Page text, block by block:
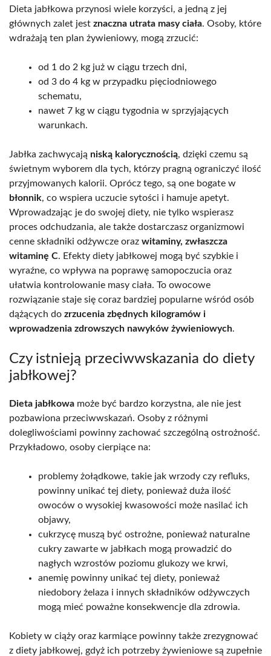
Dieta jabłkowa przynosi wiele korzyści, a jedną z jej
głównych zalet jest znaczna utrata masy ciała. Osoby, które
wdrażają ten plan żywieniowy, mogą zrzucić:
od 1 do 2 kg już w ciągu trzech dni,
od 3 do 4 kg w przypadku pięciodniowego
schematu,
nawet 7 kg w ciągu tygodnia w sprzyjających
warunkach.
Jabłka zachwycają niską kalorycznością, dzięki czemu są
świetnym wyborem dla tych, którzy pragną ograniczyć ilość
przyjmowanych kalorii. Oprócz tego, są one bogate w
błonnik, co wspiera uczucie sytości i hamuje apetyt.
Wprowadzając je do swojej diety, nie tylko wspierasz
proces odchudzania, ale także dostarczasz organizmowi
cenne składniki odżywcze oraz witaminy, zwłaszcza
witaminę C. Efekty diety jabłkowej mogą być szybkie i
wyraźne, co wpływa na poprawę samopoczucia oraz
ułatwia kontrolowanie masy ciała. To owocowe
rozwiązanie staje się coraz bardziej popularne wśród osób
dążących do zrzucenia zbędnych kilogramów i
wprowadzenia zdrowszych nawyków żywieniowych.
Czy istnieją przeciwwskazania do diety
jabłkowej?
Dieta jabłkowa może być bardzo korzystna, ale nie jest
pozbawiona przeciwwskazań. Osoby z różnymi
dolegliwościami powinny zachować szczególną ostrożność.
Przykładowo, osoby cierpiące na:
problemy żołądkowe, takie jak wrzody czy refluks,
powinny unikać tej diety, ponieważ duża ilość
owoców o wysokiej kwasowości może nasilać ich
objawy,
cukrzycę muszą być ostrożne, ponieważ naturalne
cukry zawarte w jabłkach mogą prowadzić do
nagłych wzrostów poziomu glukozy we krwi,
anemię powinny unikać tej diety, ponieważ
niedobory żelaza i innych składników odżywczych
mogą mieć poważne konsekwencje dla zdrowia.
Kobiety w ciąży oraz karmiące powinny także zrezygnować
z diety jabłkowej, gdyż ich potrzeby żywieniowe są zupełnie